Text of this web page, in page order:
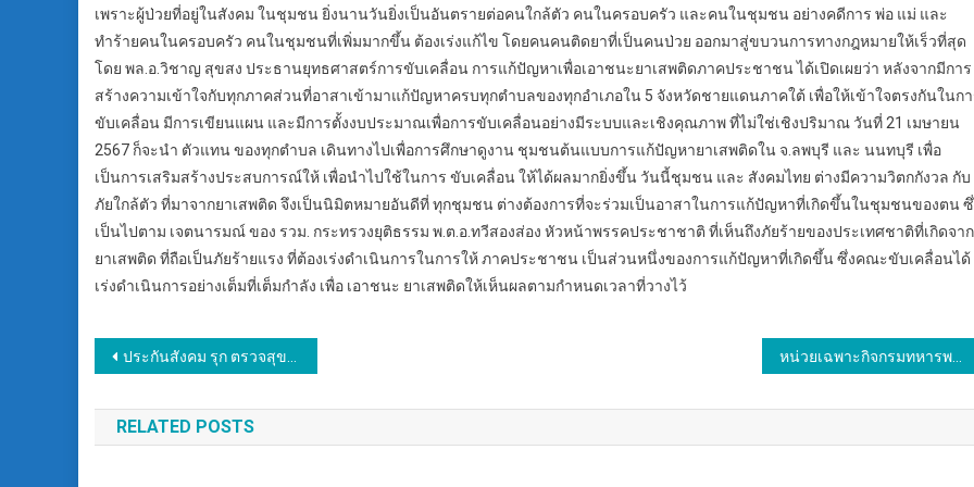
เพราะผู้ป่วยที่อยู่ในสังคม ในชุมชน ยิ่งนานวันยิ่งเป็นอันตรายต่อคนใกล้ตัว คนในครอบครัว และคนในชุมชน อย่างคดีการ พ่อ แม่ และ
ทำร้ายคนในครอบครัว คนในชุมชนที่เพิ่มมากขึ้น ต้องเร่งแก้ไข โดยคนคนติดยาที่เป็นคนป่วย ออกมาสู่ขบวนการทางกฎหมายให้เร็วที่สุด
โดย พล.อ.วิชาญ สุขสง ประธานยุทธศาสตร์การขับเคลื่อน การแก้ปัญหาเพื่อเอาชนะยาเสพติดภาคประชาชน ได้เปิดเผยว่า หลังจากมีการ
สร้างความเข้าใจกับทุกภาคส่วนที่อาสาเข้ามาแก้ปัญหาครบทุกตำบลของทุกอำเภอใน 5 จังหวัดชายแดนภาคใต้ เพื่อให้เข้าใจตรงกันในก
ขับเคลื่อน มีการเขียนแผน และมีการตั้งงบประมาณเพื่อการขับเคลื่อนอย่างมีระบบและเชิงคุณภาพ ที่ไม่ใช่เชิงปริมาณ วันที่ 21 เมษายน
2567 ก็จะนำ ตัวแทน ของทุกตำบล เดินทางไปเพื่อการศึกษาดูงาน ชุมชนต้นแบบการแก้ปัญหายาเสพติดใน จ.ลพบุรี และ นนทบุรี เพื่อ
เป็นการเสริมสร้างประสบการณ์ให้ เพื่อนำไปใช้ในการ ขับเคลื่อน ให้ได้ผลมากยิ่งขึ้น วันนี้ชุมชน และ สังคมไทย ต่างมีความวิตกกังวล กับ
ภัยใกล้ตัว ที่มาจากยาเสพติด จึงเป็นนิมิตหมายอันดีที่ ทุกชุมชน ต่างต้องการที่จะร่วมเป็นอาสาในการแก้ปัญหาที่เกิดขึ้นในชุมชนของตน ซึ่
เป็นไปตาม เจตนารมณ์ ของ รวม. กระทรวงยุติธรรม พ.ต.อ.ทวีสองส่อง หัวหน้าพรรคประชาชาติ ที่เห็นถึงภัยร้ายของประเทศชาติที่เกิดจาก
ยาเสพติด ที่ถือเป็นภัยร้ายแรง ที่ต้องเร่งดำเนินการในการให้ ภาคประชาชน เป็นส่วนหนึ่งของการแก้ปัญหาที่เกิดขึ้น ซึ่งคณะขับเคลื่อนได้
เร่งดำเนินการอย่างเต็มที่เต็มกำลัง เพื่อ เอาชนะ ยาเสพติดให้เห็นผลตามกำหนดเวลาที่วางไว้
แนะแนว
เรื่อง
ประกันสังคม รุก ตรวจสุขภาพ ฟรี เพิ่ม 14 รายการ จากสิทธิพื้นฐาน จับมือ สปสช. สถานพยาบาล ผู้ประกอบการ ทั่วประเทศ
RELATED POSTS